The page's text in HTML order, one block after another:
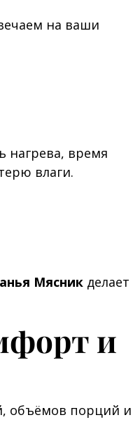
на ваши
нагрева, время
влаги.
Мясник делает
и
объёмов порций и